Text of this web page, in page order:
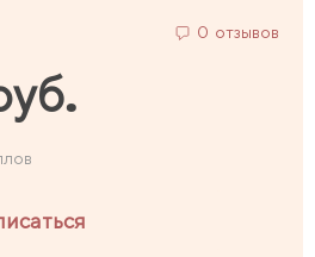
0 отзывов